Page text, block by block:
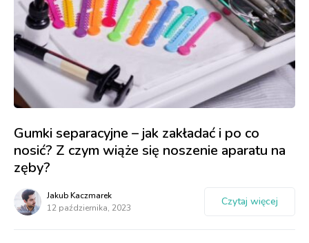
Gumki separacyjne – jak zakładać i po co
nosić? Z czym wiąże się noszenie aparatu na
zęby?
Jakub Kaczmarek
12 października, 2023
Czytaj więcej